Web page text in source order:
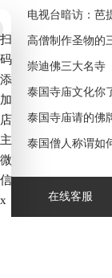
扫
码
添
加
店
主
在线客服